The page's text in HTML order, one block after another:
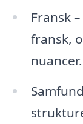
Fransk
fransk,
nuancer.